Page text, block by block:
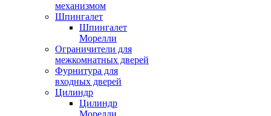
механизмом
Шпингалет
Шпингалет
Морелли
Ограничители для
межкомнатных дверей
Фурнитура для
входных дверей
Цилиндр
Цилиндр
Морелли